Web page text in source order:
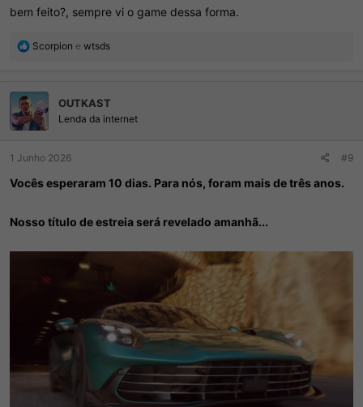
bem feito?, sempre vi o game dessa forma.
R
ç
õ
e
s
Scorpion e wtsds
OUTKAST
Lenda da internet
1 Junho 2026 #9
Vocês esperaram 10 dias. Para nós, foram mais de três anos.
Nosso título de estreia será revelado amanhã...